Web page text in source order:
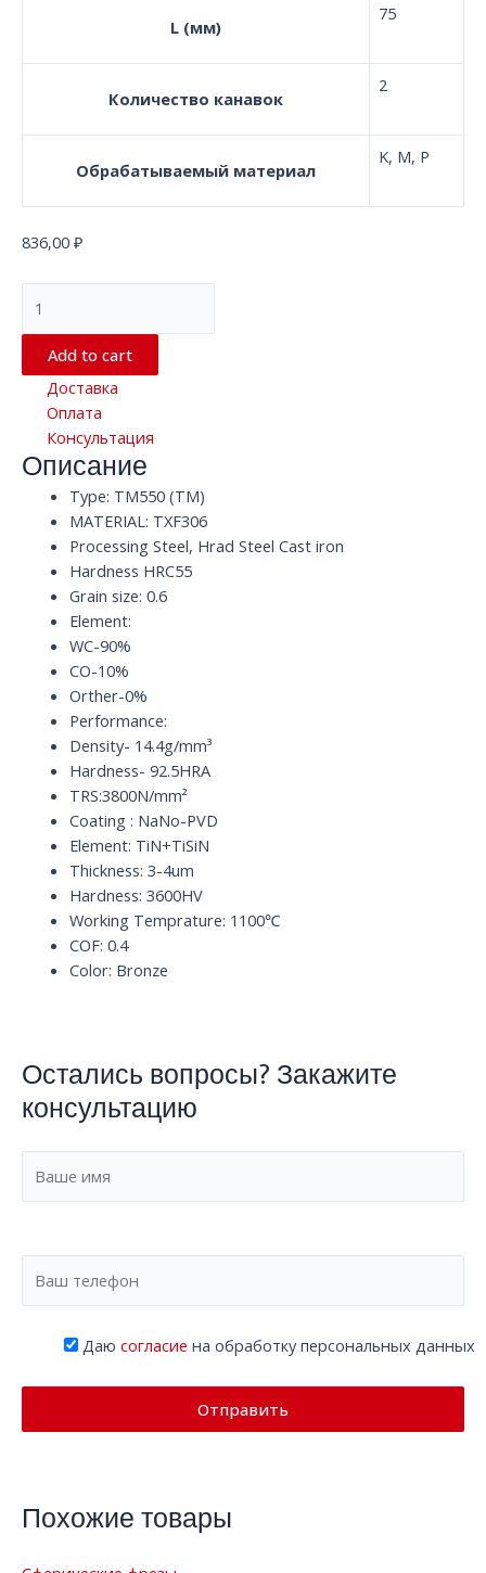
L (мм)
75
Количество канавок
2
Обрабатываемый материал
K, M, P
836,00 ₽
фрезы
с
2
канавками
TM550
TXF306
HRC55
quantity
Add to cart
Доставка
Оплата
Консультация
Описание
Type: TM550 (TM)
MATERIAL: TXF306
Processing Steel, Hrad Steel Cast iron
Hardness HRC55
Grain size: 0.6
Element:
WC-90%
CO-10%
Orther-0%
Performance:
Density- 14.4g/mm³
Hardness- 92.5HRA
TRS:3800N/mm²
Coating : NaNo-PVD
Element: TiN+TiSiN
Thickness: 3-4um
Hardness: 3600HV
Working Temprature: 1100℃
COF: 0.4
Color: Bronze
Остались вопросы? Закажите
консультацию
Даю согласие на обработку персональных данных
Похожие товары